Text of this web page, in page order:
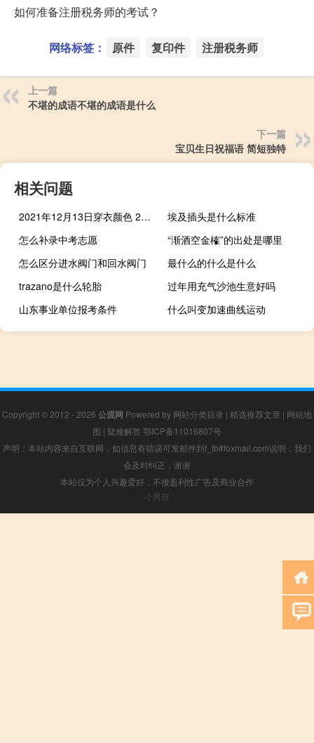
如何准备注册税务师的考试？
网络标签： 原件 复印件 注册税务师
上一篇
不堪的成语不堪的成语是什么
下一篇
宝贝生日祝福语 简短独特
相关问题
2021年12月13日穿衣颜色 2021年12月4日五行穿衣
埃及插头是什么标准
怎么补录中考志愿
“渐酒空金榷”的出处是哪里
怎么区分进水阀门和回水阀门
最什么的什么是什么
trazano是什么轮胎
过年用充气沙池生意好吗
山东事业单位报考条件
什么叫变加速曲线运动
Copyright © 2012 - 2026 公观网 Powered by 网站分类目录 | 精选推荐文章 | 网站地
图 | 疑难解答 鄂ICP备11016807号
声明：本站内容来自互联网，如信息有错误可发邮件到f_fb#foxmail.com说明，我们
会及时纠正，谢谢
本站仅为个人兴趣爱好，不接盈利性广告及商业合作
小男孩